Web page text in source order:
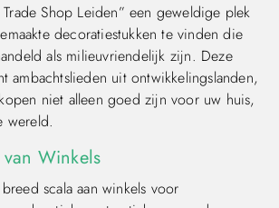
Trade Shop Leiden” een geweldige plek
decoratiestukken te vinden die
als milieuvriendelijk zijn. Deze
ambachtslieden uit ontwikkelingslanden,
niet alleen goed zijn voor uw huis,
wereld.
Winkels
scala aan winkels voor